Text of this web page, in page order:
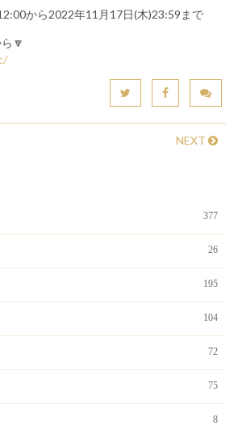
から2022年11月17日(木)23:59まで
🔽
NEXT
377
26
195
104
72
75
8